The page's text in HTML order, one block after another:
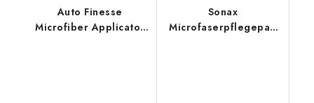
Auto Finesse
Microfiber Applicator
Sonax
Microfaserpflegepad